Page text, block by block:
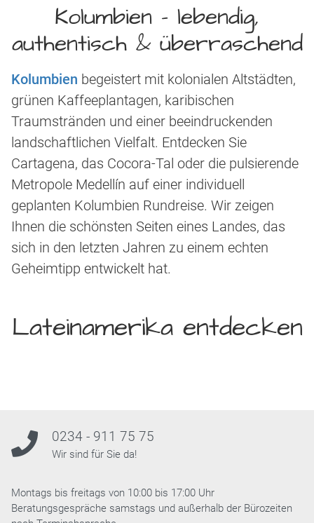
Kolumbien – lebendig,
authentisch & überraschend
Kolumbien begeistert mit kolonialen Altstädten,
grünen Kaffeeplantagen, karibischen
Traumstränden und einer beeindruckenden
landschaftlichen Vielfalt. Entdecken Sie
Cartagena, das Cocora-Tal oder die pulsierende
Metropole Medellín auf einer individuell
geplanten Kolumbien Rundreise. Wir zeigen
Ihnen die schönsten Seiten eines Landes, das
sich in den letzten Jahren zu einem echten
Geheimtipp entwickelt hat.
Lateinamerika entdecken
0234 - 911 75 75
Wir sind für Sie da!
Montags bis freitags von 10:00 bis 17:00 Uhr
Beratungsgespräche samstags und außerhalb der Bürozeiten